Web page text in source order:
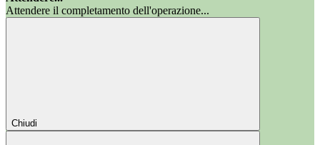
Attendere il completamento dell'operazione...
Chiudi